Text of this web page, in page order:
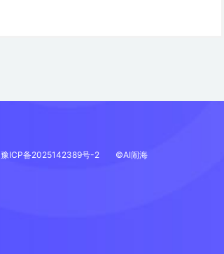
豫ICP备2025142389号-2 ©AI闹海